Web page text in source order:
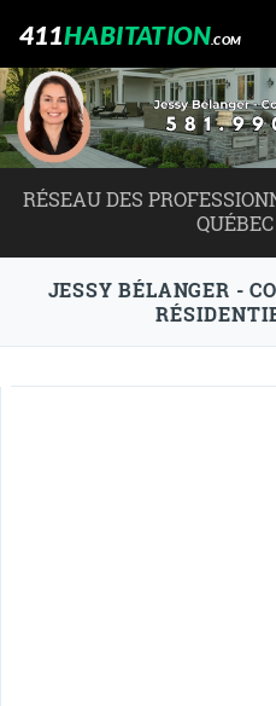
411HABITATION.COM
RÉSEAU DES
JESSY BÉLANGER -